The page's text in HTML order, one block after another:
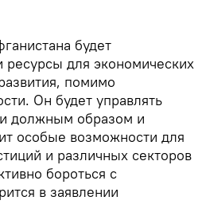
будет
ресурсы для экономических
помимо
Он будет управлять
должным образом и
особые возможности для
и различных секторов
бороться с
в заявлении